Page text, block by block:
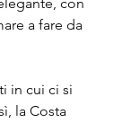
a fare da
in cui ci si
la Costa